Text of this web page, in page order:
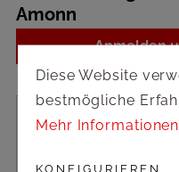
Amonn
Anmelden
Diese Website
bestmögliche
Mehr Informationen
KONFIGURIEREN